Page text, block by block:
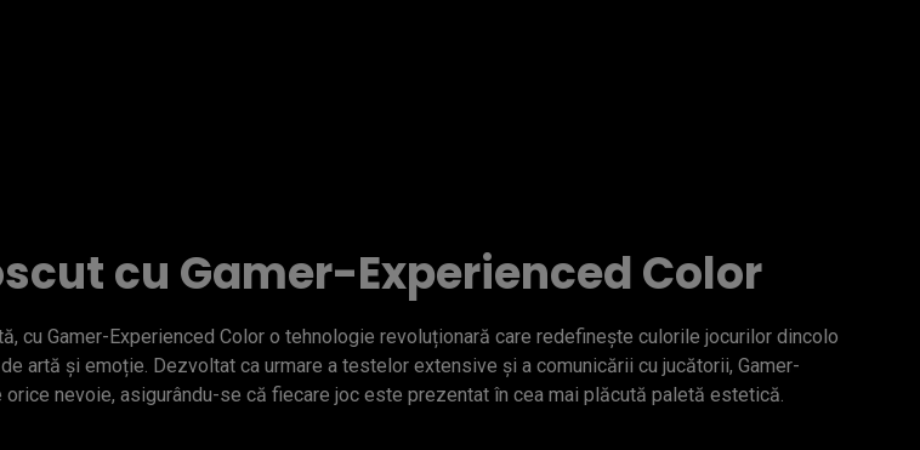
cu Gamer-Experienced Color
cu Gamer-Experienced Color o tehnologie revoluționară care redefinește culorile jocurilor dincolo
artă și emoție. Dezvoltat ca urmare a testelor extensive și a comunicării cu jucătorii, Gamer-
nevoie, asigurându-se că fiecare joc este prezentat în cea mai plăcută paletă estetică.